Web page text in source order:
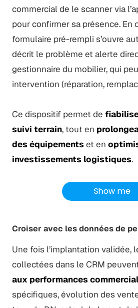
commercial de le scanner via
pour confirmer sa présence. En
formulaire pré-rempli s’ouvre
décrit le problème et alerte
gestionnaire du mobilier, qui
intervention (réparation,
Ce dispositif permet de
suivi terrain, tout en
des équipements et en
investissements logistiques.
Croiser avec les données de
Une fois l’implantation validée,
collectées dans le CRM
aux performances
spécifiques, évolution des